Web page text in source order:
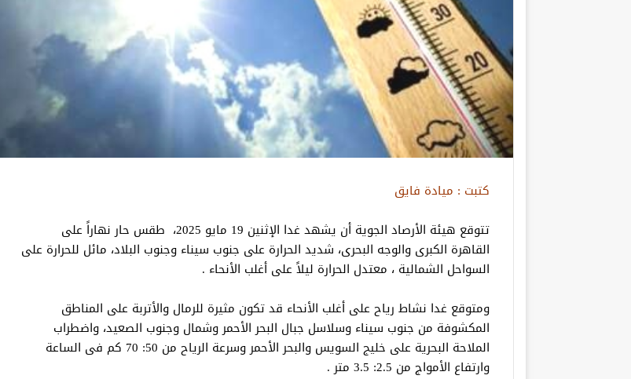
كتبت : ميادة فايق
تتوقع هيئة الأرصاد الجوية أن يشهد غدا الإثنين 19 مايو 2025، طقس حار نهاراً على
القاهرة الكبرى والوجه البحرى، شديد الحرارة على جنوب سيناء وجنوب البلاد، مائل للحرارة على
السواحل الشمالية ، معتدل الحرارة ليلاً على أغلب الأنحاء .
ومتوقع غدا نشاط رياح على أغلب الأنحاء قد تكون مثيرة للرمال والأتربة على المناطق
المكشوفة من جنوب سيناء وسلاسل جبال البحر الأحمر وشمال وجنوب الصعيد، واضطراب
الملاحة البحرية على خليج السويس والبحر الأحمر وسرعة الرياح من 50: 70 كم فى الساعة
وارتفاع الأمواج من 2.5: 3.5 متر .